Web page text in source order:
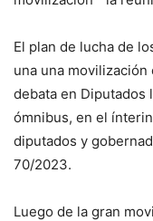
El plan de lucha de
una una movilización
debata en Diputados
ómnibus, en el
diputados y
70/2023.
Luego de la gran